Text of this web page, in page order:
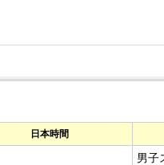
日本時間
男子